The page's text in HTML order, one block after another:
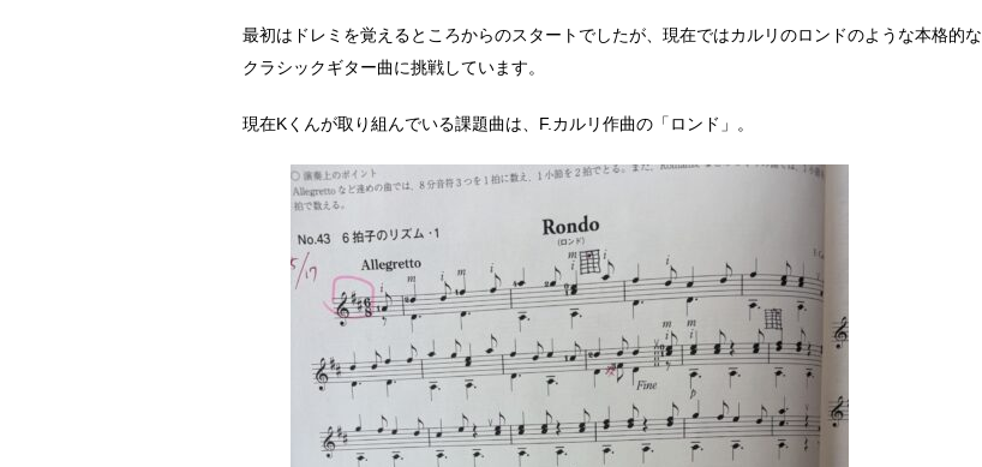
最初はドレミを覚えるところからのスタートでしたが、現在ではカルリのロンドのような本格的な
クラシックギター曲に挑戦しています。
現在Kくんが取り組んでいる課題曲は、F.カルリ作曲の「ロンド」。